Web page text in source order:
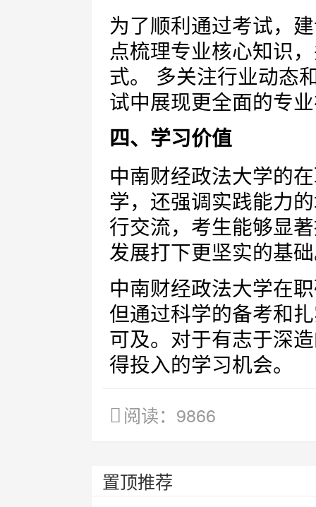
为了顺利通过考试，
点梳理专业核心知识
式。 多关注行业动态
试中展现更全面的专
四、学习价值
中南财经政法大学的
学，还强调实践能力
行交流，考生能够显
发展打下更坚实的基
中南财经政法大学在
但通过科学的备考和
可及。对于有志于深
得投入的学习机会。
阅读：9866
置顶推荐